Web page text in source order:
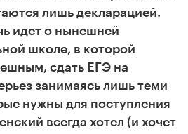
лишь декларацией.
идет о нынешней
школе, в которой
сдать ЕГЭ на
занимаясь лишь теми
нужны для поступления
всегда хотел (и хочет